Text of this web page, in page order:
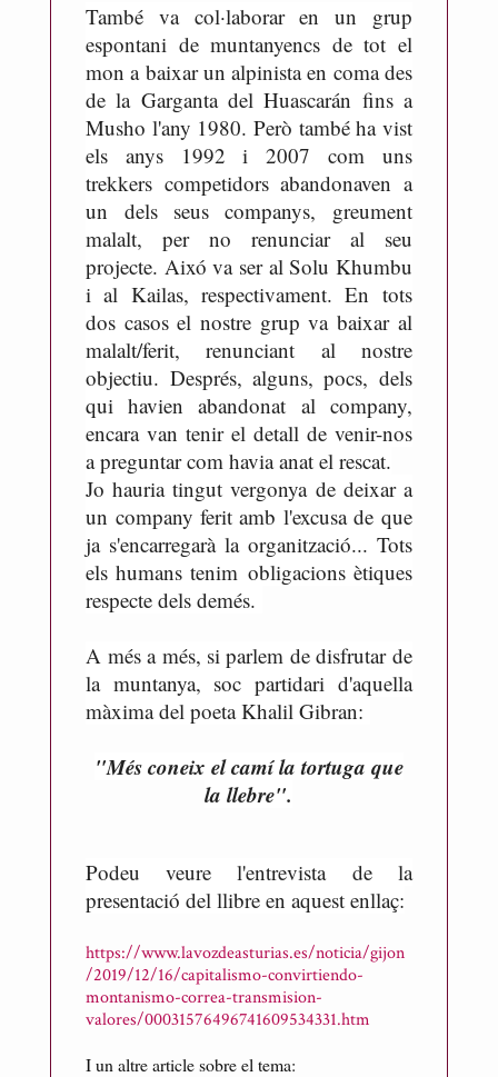
També va col·laborar en un grup
espontani de muntanyencs de tot el
mon a baixar un alpinista en coma des
de la Garganta del Huascarán fins a
Musho l'any 1980. Però també ha vist
els anys 1992 i 2007 com uns
trekkers competidors abandonaven a
un dels seus companys, greument
malalt, per no renunciar al seu
projecte. Aixó va ser al Solu Khumbu
i al Kailas, respectivament. En tots
dos casos el nostre grup va baixar al
malalt/ferit, renunciant al nostre
objectiu. Després, alguns, pocs, dels
qui havien abandonat al company,
encara van tenir el detall de venir-nos
a preguntar com havia anat el rescat.
Jo hauria tingut vergonya de deixar a
un company ferit amb l'excusa de que
ja s'encarregarà la organització... Tots
els humans tenim obligacions ètiques
respecte dels demés.
A més a més, si parlem de disfrutar de
la muntanya, soc partidari d'aquella
màxima del poeta Khalil Gibran:
"Més coneix el camí la tortuga que
la llebre".
Podeu veure l'entrevista de la
presentació del llibre en aquest enllaç:
https://www.lavozdeasturias.es/noticia/gijon
/2019/12/16/capitalismo-convirtiendo-
montanismo-correa-transmision-
valores/00031576496741609534331.htm
I un altre article sobre el tema: